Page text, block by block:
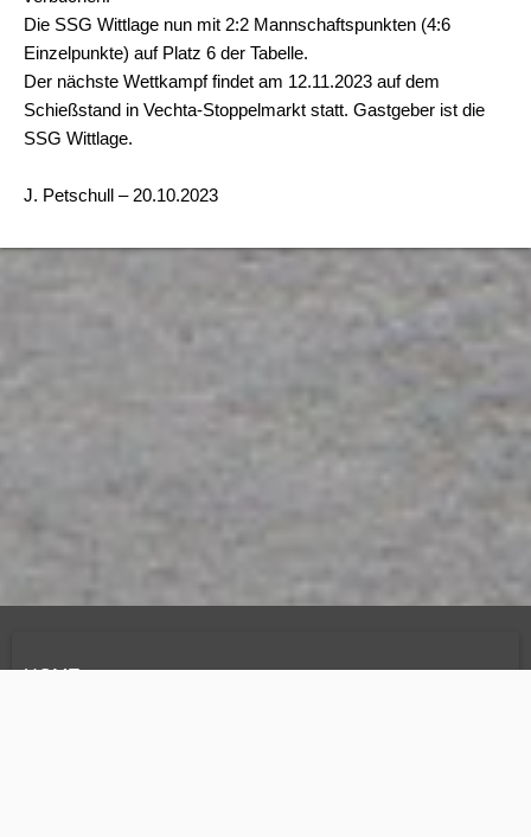
Die SSG Wittlage nun mit 2:2 Mannschaftspunkten (4:6
Einzelpunkte) auf Platz 6 der Tabelle.
Der nächste Wettkampf findet am 12.11.2023 auf dem
Schießstand in Vechta-Stoppelmarkt statt. Gastgeber ist die
SSG Wittlage.
J. Petschull – 20.10.2023
HOME